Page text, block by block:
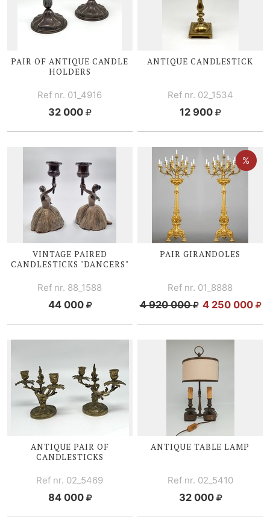
PAIR OF ANTIQUE CANDLE
HOLDERS
Ref nr. 01_4916
32 000
ANTIQUE CANDLESTICK
Ref nr. 02_1534
12 900
VINTAGE PAIRED
CANDLESTICKS "DANCERS"
Ref nr. 88_1588
44 000
PAIR GIRANDOLES
Ref nr. 01_8888
4 920 000 4 250 000
ANTIQUE PAIR OF
CANDLESTICKS
Ref nr. 02_5469
84 000
ANTIQUE TABLE LAMP
Ref nr. 02_5410
32 000